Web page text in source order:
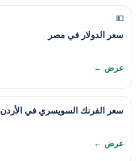
💵
سعر الدولار في مصر
عرض ←
سعر الفرنك السويسري في الأردن
عرض ←